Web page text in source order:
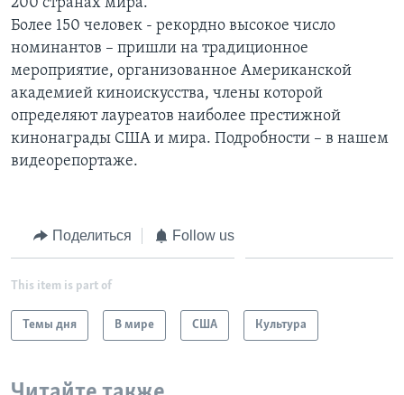
Learning English
СОЦИАЛЬНЫЕ СЕТИ
Языки
Более 150 человек - рекордно высокое число
номинантов – пришли на традиционное
мероприятие, организованное Американской
академией киноискусства, члены которой
определяют лауреатов наиболее престижной
кинонаграды США и мира. Подробности – в нашем
видеорепортаже.
Поделиться Follow us
This item is part of
Темы дня В мире США Культура